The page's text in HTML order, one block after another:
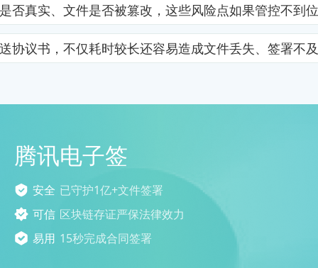
真实、文件是否被篡改，这些风险点如果管控不
议书，不仅耗时较长还容易造成文件丢失、签署
腾讯电子签
安全 已守护1亿+文件签署
可信 区块链存证严保法律效力
易用 15秒完成合同签署